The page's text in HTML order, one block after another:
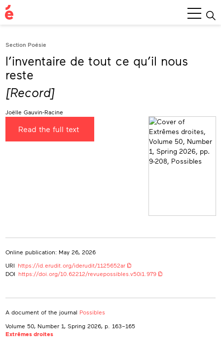
Main
Menu
Section Poésie
l’inventaire de tout ce qu’il nous
reste
[Record]
Joëlle Gauvin-Racine
Read the full text
Online publication: May 26, 2026
URI https://id.erudit.org/iderudit/1125652ar
DOI https://doi.org/10.62212/revuepossibles.v50i1.979
A document of the journal Possibles
Volume 50, Number 1, Spring 2026 , p. 163–165
Extrêmes droites